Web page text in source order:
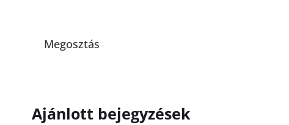
Megosztás
Ajánlott bejegyzések